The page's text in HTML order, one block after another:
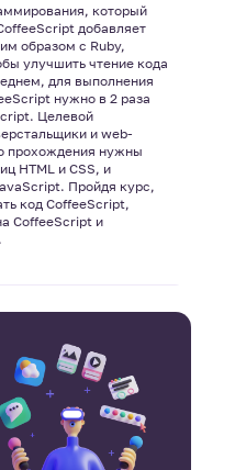
который
добавляет
образом с Ruby,
улучшить чтение кода
для выполнения
нужно в 2 раза
Целевой
и web-
прохождения нужны
HTML и CSS, и
Пройдя курс,
код CoffeeScript,
CoffeeScript и